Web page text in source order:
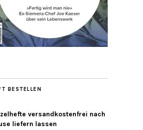
BESTELLEN
versandkostenfrei nach
liefern lassen